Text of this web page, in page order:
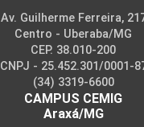
Av. Guilherme Ferreira,
Centro - Uberaba/MG
CEP. 38.010-200
CNPJ - 25.452.301/0001-
(34) 3319-6600
CAMPUS CEMIG
Araxá/MG